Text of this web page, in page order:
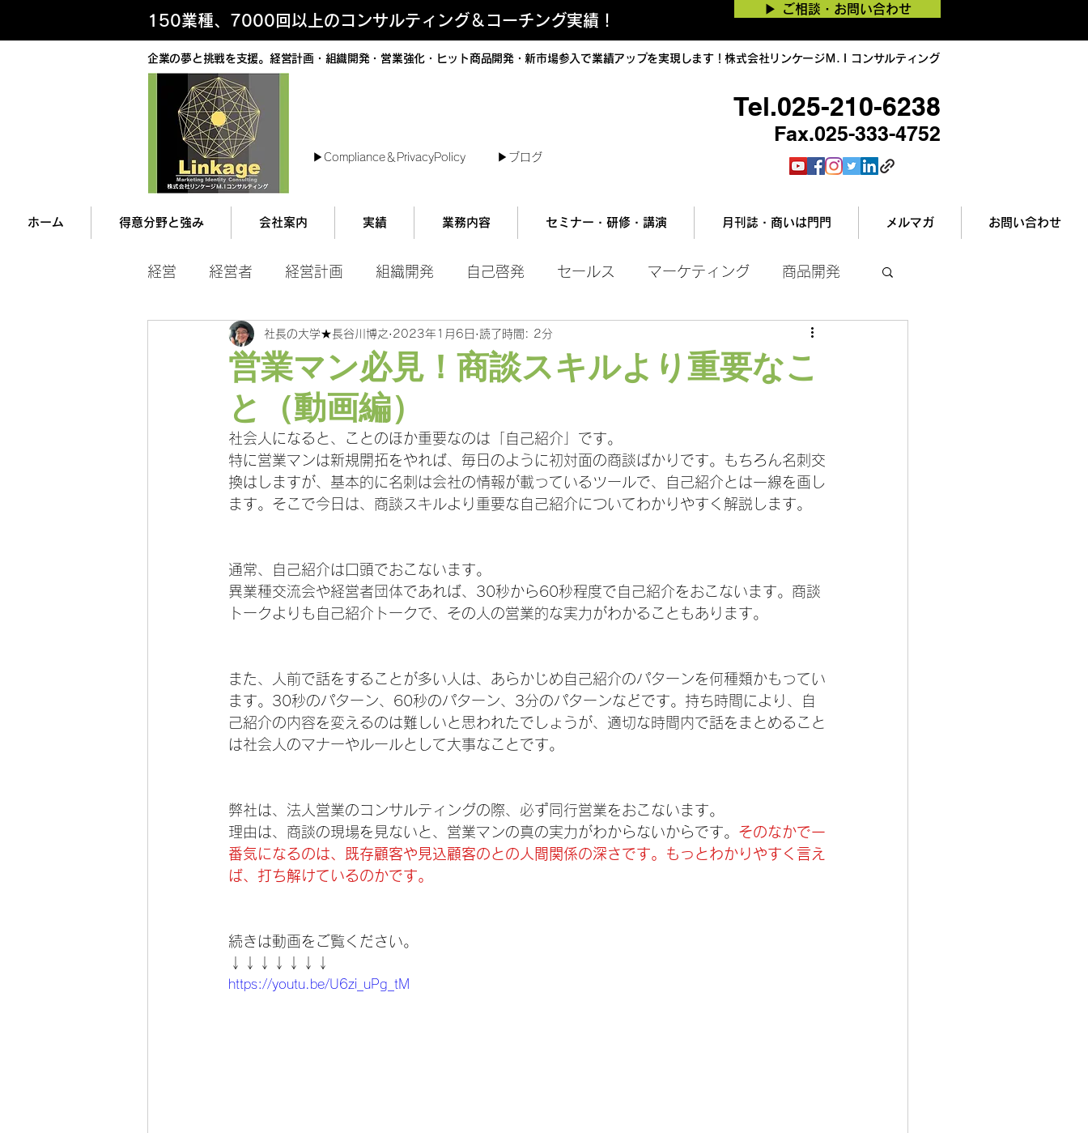
150業種、7000回以上のコンサルティング＆コーチング実績！
▶︎ ご相談・お問い合わせ
企業の夢と挑戦を支援。経営計画・組織開発・営業強化・ヒット商品開発・新市場参入で業績アップを実現します！株式会社リンケージＭ.Ｉコンサルティング
▶︎Compliance＆PrivacyPolicy ▶︎ブログ
Tel.025-210-6238
Fax.025-333-4752
ホーム 得意分野と強み 会社案内 実績 業務内容 セミナー・研修・講演 月刊誌・商いは門門 メルマガ お問い合わせ
経営 経営者 経営計画 組織開発 自己啓発 セールス マーケティング 商品開発
マネジメント 営業ツール
営業マン必見！商談スキルより重要なこ
と（動画編）
社長の大学★長谷川博之 2023年1月6日 読了時間: 2分
社会人になると、ことのほか重要なのは「自己紹介」です。
特に営業マンは新規開拓をやれば、毎日のように初対面の商談ばかりです。もちろん名刺交
換はしますが、基本的に名刺は会社の情報が載っているツールで、自己紹介とは一線を画し
ます。そこで今日は、商談スキルより重要な自己紹介についてわかりやすく解説します。
通常、自己紹介は口頭でおこないます。
異業種交流会や経営者団体であれば、30秒から60秒程度で自己紹介をおこないます。商談
トークよりも自己紹介トークで、その人の営業的な実力がわかることもあります。
また、人前で話をすることが多い人は、あらかじめ自己紹介のパターンを何種類かもってい
ます。30秒のパターン、60秒のパターン、3分のパターンなどです。持ち時間により、自
己紹介の内容を変えるのは難しいと思われたでしょうが、適切な時間内で話をまとめること
は社会人のマナーやルールとして大事なことです。
弊社は、法人営業のコンサルティングの際、必ず同行営業をおこないます。
理由は、商談の現場を見ないと、営業マンの真の実力がわからないからです。 そのなかで一
番気になるのは、既存顧客や見込顧客のとの人間関係の深さです。もっとわかりやすく言え
ば、打ち解けているのかです。
続きは動画をご覧ください。
↓↓↓↓↓↓↓
https://youtu.be/U6zi_uPg_tM